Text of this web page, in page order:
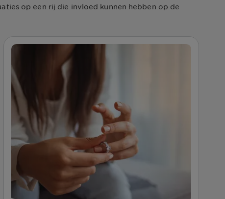
op een rij die invloed kunnen hebben op de